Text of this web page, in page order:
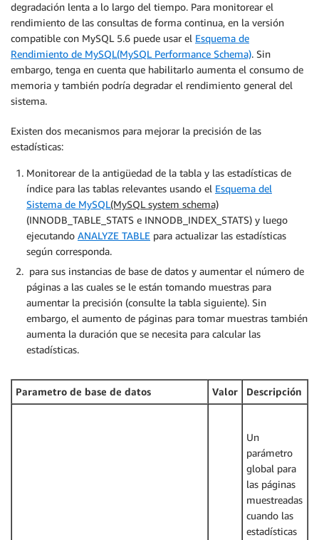
degradación lenta a lo largo del tiempo. Para monitorear el
rendimiento de las consultas de forma continua, en la versión
compatible con MySQL 5.6 puede usar el Esquema de
Rendimiento de MySQL(MySQL Performance Schema). Sin
embargo, tenga en cuenta que habilitarlo aumenta el consumo de
memoria y también podría degradar el rendimiento general del
sistema.
Existen dos mecanismos para mejorar la precisión de las
estadísticas:
Monitorear de la antigüedad de la tabla y las estadísticas de
índice para las tablas relevantes usando el Esquema del
Sistema de MySQL(MySQL system schema)
(INNODB_TABLE_STATS e INNODB_INDEX_STATS) y luego
ejecutando ANALYZE TABLE para actualizar las estadísticas
según corresponda.
para sus instancias de base de datos y aumentar el número de
páginas a las cuales se le están tomando muestras para
aumentar la precisión (consulte la tabla siguiente). Sin
embargo, el aumento de páginas para tomar muestras también
aumenta la duración que se necesita para calcular las
estadísticas.
Parametro de base de datos Valor Descripción
Un
parámetro
global para
las páginas
muestreadas
cuando las
estadísticas